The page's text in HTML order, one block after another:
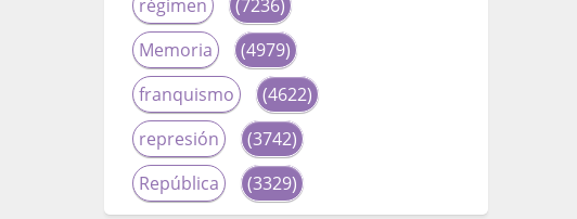
régimen
(7236)
Memoria
(4979)
franquismo
(4622)
represión
(3742)
República
(3329)